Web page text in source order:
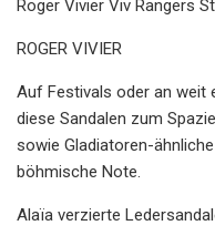
Roger Vivier Viv Rangers
ROGER VIVIER
Auf Festivals oder an weit
diese Sandalen zum
sowie Gladiatoren-
böhmische Note.
Alaïa verzierte